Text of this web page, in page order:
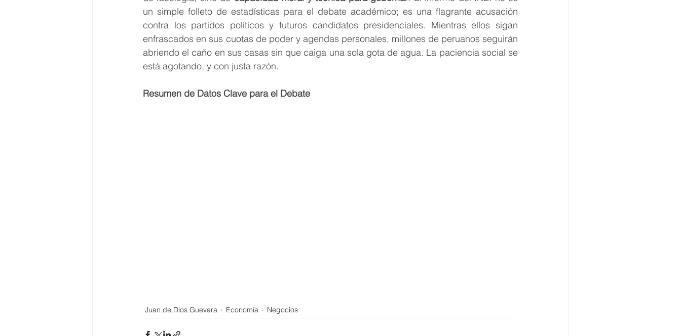
un simple folleto de estadísticas para el debate académico; es una flagrante acusación
contra los partidos políticos y futuros candidatos presidenciales. Mientras ellos sigan
enfrascados en sus cuotas de poder y agendas personales, millones de peruanos seguirán
abriendo el caño en sus casas sin que caiga una sola gota de agua. La paciencia social se
está agotando, y con justa razón.
Resumen de Datos Clave para el Debate
Juan de Dios Guevara Economía Negocios